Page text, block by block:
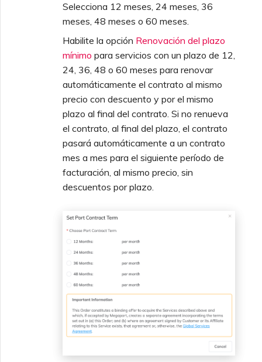
Selecciona 12 meses, 24 meses, 36
meses, 48 meses o 60 meses.
Habilite la opción Renovación del plazo
mínimo para servicios con un plazo de 12,
24, 36, 48 o 60 meses para renovar
automáticamente el contrato al mismo
precio con descuento y por el mismo
plazo al final del contrato. Si no renueva
el contrato, al final del plazo, el contrato
pasará automáticamente a un contrato
mes a mes para el siguiente período de
facturación, al mismo precio, sin
descuentos por plazo.